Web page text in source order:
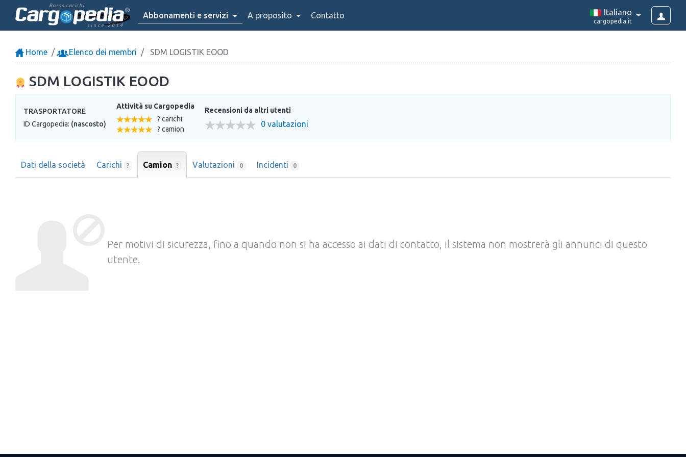
Borsa carichi
since 2014
Abbonamenti e servizi A proposito Contatto Italiano
cargopedia.it
Home Elenco dei membri SDM LOGISTIK EOOD
SDM LOGISTIK EOOD
TRASPORTATORE
ID Cargopedia: (nascosto)
Attività su Cargopedia
? carichi
? camion
Recensioni da altri utenti
0 valutazioni
Dati della società Carichi ? Camion ? Valutazioni 0 Incidenti 0
Per motivi di sicurezza, fino a quando non si ha accesso ai dati di contatto, il sistema non mostrerà gli annunci di questo
utente.